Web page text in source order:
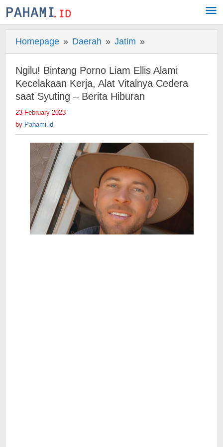
Skip
to
Homepage » Daerah » Jatim »
Bintang
Porno
Liam
Kerja,
Alat
Vitalnya
Cedera
saat
Syuting
-
Berita
Ngilu! Bintang Porno Liam Ellis Alami
Kecelakaan Kerja, Alat Vitalnya Cedera
saat Syuting – Berita Hiburan
23 February 2023
by Pahami.id